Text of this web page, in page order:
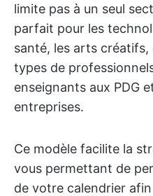
limite pas à un seul
parfait pour les
santé, les arts
types de
enseignants aux PDG
entreprises.
Ce modèle facilite la
vous permettant de
de votre calendrier